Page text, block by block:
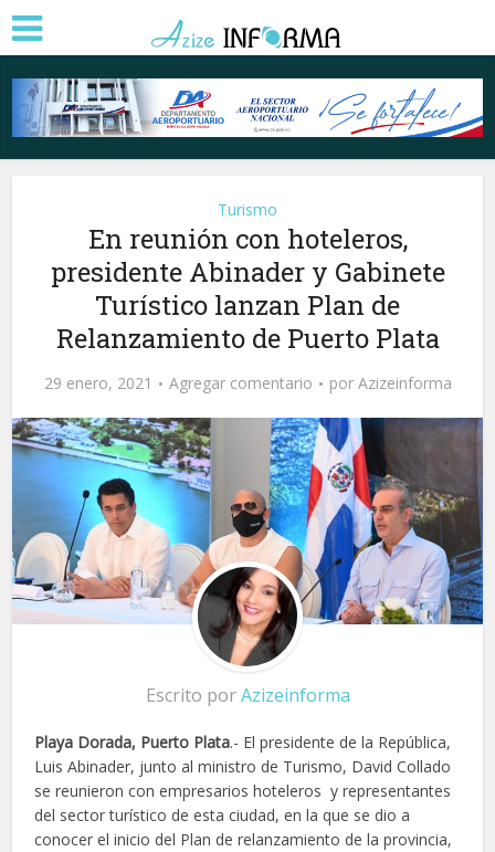
Turismo
En reunión con hoteleros,
presidente Abinader y Gabinete
Turístico lanzan Plan de
Relanzamiento de Puerto Plata
29 enero, 2021 Agregar comentario por Azizeinforma
Escrito porAzizeinforma
Playa Dorada, Puerto Plata.- El presidente de la República,
Luis Abinader, junto al ministro de Turismo, David Collado
se reunieron con empresarios hoteleros y representantes
del sector turístico de esta ciudad, en la que se dio a
conocer el inicio del Plan de relanzamiento de la provincia,